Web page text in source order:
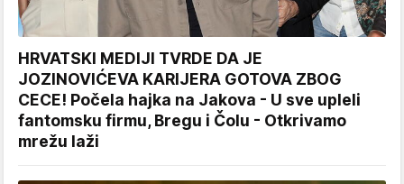
HRVATSKI MEDIJI TVRDE DA JE
JOZINOVIĆEVA KARIJERA GOTOVA ZBOG
CECE! Počela hajka na Jakova - U sve upleli
fantomsku firmu, Bregu i Čolu - Otkrivamo
mrežu laži